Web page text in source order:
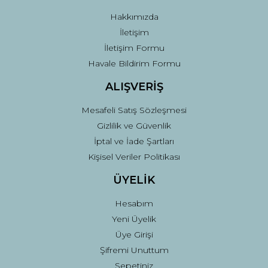
Hakkımızda
İletişim
İletişim Formu
Havale Bildirim Formu
ALIŞVERİŞ
Mesafeli Satış Sözleşmesi
Gizlilik ve Güvenlik
İptal ve İade Şartları
Kişisel Veriler Politikası
ÜYELİK
Hesabım
Yeni Üyelik
Üye Girişi
Şifremi Unuttum
Sepetiniz